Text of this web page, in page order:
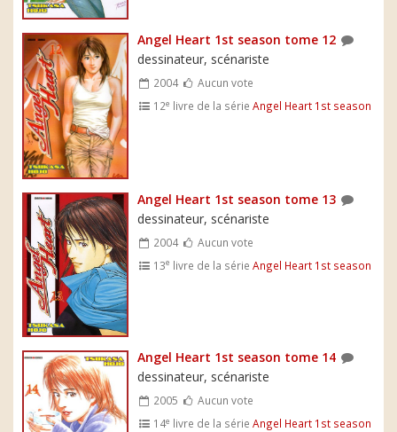
Angel Heart 1st season tome 12
dessinateur, scénariste
2004
Aucun vote
12e livre de la sérieAngel Heart 1st season
Angel Heart 1st season tome 13
dessinateur, scénariste
2004
Aucun vote
13e livre de la sérieAngel Heart 1st season
Angel Heart 1st season tome 14
dessinateur, scénariste
2005
Aucun vote
14e livre de la sérieAngel Heart 1st season